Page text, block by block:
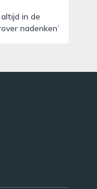
in de
nadenken’